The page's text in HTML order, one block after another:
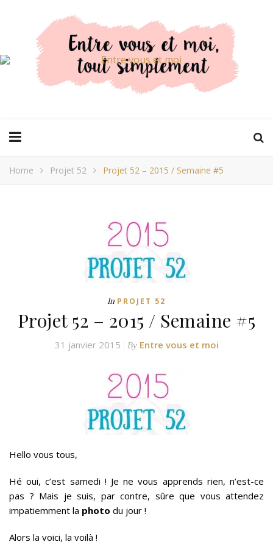
Home Projet 52 Projet 52 – 2015 / Semaine #5
In PROJET 52
Projet 52 – 2015 / Semaine #5
31 janvier 2015 By Entre vous et moi
Hello vous tous,
Hé oui, c’est samedi ! Je ne vous apprends rien, n’est-ce
pas ? Mais je suis, par contre, sûre que vous attendez
impatiemment la photo du jour !
Alors la voici, la voilà !